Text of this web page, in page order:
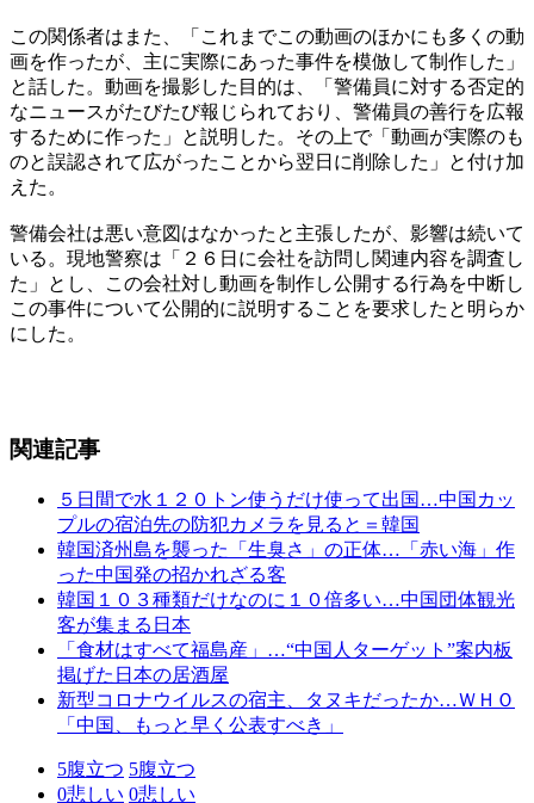
この関係者はまた、「これまでこの動画のほかにも多くの動
画を作ったが、主に実際にあった事件を模倣して制作した」
と話した。動画を撮影した目的は、「警備員に対する否定的
なニュースがたびたび報じられており、警備員の善行を広報
するために作った」と説明した。その上で「動画が実際のも
のと誤認されて広がったことから翌日に削除した」と付け加
えた。
警備会社は悪い意図はなかったと主張したが、影響は続いて
いる。現地警察は「２６日に会社を訪問し関連内容を調査し
た」とし、この会社対し動画を制作し公開する行為を中断し
この事件について公開的に説明することを要求したと明らか
にした。
関連記事
５日間で水１２０トン使うだけ使って出国…中国カッ
プルの宿泊先の防犯カメラを見ると＝韓国
韓国済州島を襲った「生臭さ」の正体…「赤い海」作
った中国発の招かれざる客
韓国１０３種類だけなのに１０倍多い…中国団体観光
客が集まる日本
「食材はすべて福島産」…“中国人ターゲット”案内板
掲げた日本の居酒屋
新型コロナウイルスの宿主、タヌキだったか…ＷＨＯ
「中国、もっと早く公表すべき」
5腹立つ 5腹立つ
0悲しい 0悲しい